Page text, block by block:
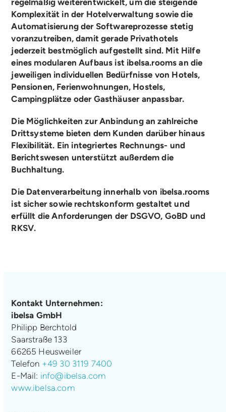
regelmäßig weiterentwickelt, um die steigende
Komplexität in der Hotelverwaltung sowie die
Automatisierung der Softwareprozesse stetig
voranzutreiben, damit gerade Privathotels
jederzeit bestmöglich aufgestellt sind. Mit Hilfe
eines modularen Aufbaus ist ibelsa.rooms an die
jeweiligen individuellen Bedürfnisse von Hotels,
Pensionen, Ferienwohnungen, Hostels,
Campingplätze oder Gasthäuser anpassbar.
Die Möglichkeiten zur Anbindung an zahlreiche
Drittsysteme bieten dem Kunden darüber hinaus
Flexibilität. Ein integriertes Rechnungs- und
Berichtswesen unterstützt außerdem die
Buchhaltung.
Die Datenverarbeitung innerhalb von ibelsa.rooms
ist sicher sowie rechtskonform gestaltet und
erfüllt die Anforderungen der DSGVO, GoBD und
RKSV.
Kontakt Unternehmen:
ibelsa GmbH
Philipp Berchtold
Saarstraße 133
66265 Heusweiler
Telefon +49 30 3119 7400
E-Mail: info@ibelsa.com
www.ibelsa.com